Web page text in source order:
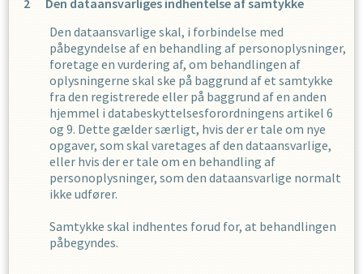
Den dataansvarliges indhentelse af samtykke
Den dataansvarlige skal, i forbindelse med
påbegyndelse af en behandling af personoplysninger,
foretage en vurdering af, om behandlingen af
oplysningerne skal ske på baggrund af et samtykke
fra den registrerede eller på baggrund af en anden
hjemmel i databeskyttelsesforordningens artikel 6
og 9. Dette gælder særligt, hvis der er tale om nye
opgaver, som skal varetages af den dataansvarlige,
eller hvis der er tale om en behandling af
personoplysninger, som den dataansvarlige normalt
ikke udfører.
Samtykke skal indhentes forud for, at behandlingen
påbegyndes.